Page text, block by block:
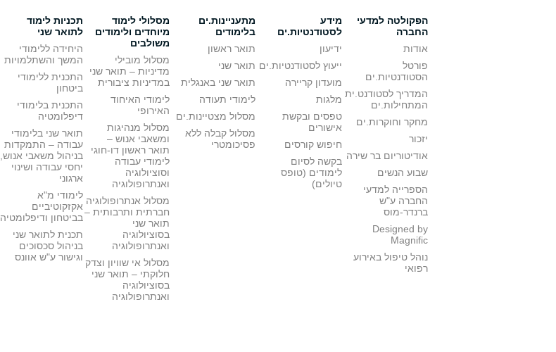
הפקולטה למדעי
החברה
אודות
פורטל
הסטודנטיות.ים
המדריך לסטודנט.ית
המתחילות.ים
מחקר וחוקרות.ים
יזכור
אודיטוריום בר שירה
שבוע הנשים
הספרייה למדעי
החברה ע"ש
ברנדר-מוס
Designed by
Magnific
נוהל טיפול באירוע
רפואי
מידע
לסטודנטיות.ים
ידיעון
ייעוץ לסטודנטיות.ים
מועדון קריירה
מלגות
טפסים ובקשת
אישורים
חיפוש קורסים
בקשה לסיום
לימודים (טופס
טיולים)
מתעניינות.ים
בלימודים
תואר ראשון
תואר שני
תואר שני באנגלית
לימודי תעודה
מסלול מצטיינות.ים
מסלול קבלה ללא
פסיכומטרי
מסלולי לימוד
מיוחדים ולימודים
משולבים
מסלול מובילי
מדיניות – תואר שני
במדיניות ציבורית
לימודי האיחוד
האירופי
מסלול מנהיגות
ומשאבי אנוש –
תואר ראשון דו-חוגי
לימודי עבודה
וסוציולוגיה
ואנתרופולוגיה
מסלול אנתרופולוגיה
חברתית ותרבותית –
תואר שני
בסוציולוגיה
ואנתרופולוגיה
מסלול אי שוויון וצדק
חלוקתי – תואר שני
בסוציולוגיה
ואנתרופולוגיה
תכניות לימוד
לתואר שני
היחידה ללימודי
המשך והשתלמויות
התכנית ללימודי
ביטחון
התכנית בלימודי
דיפלומטיה
תואר שני בלימודי
עבודה – התמקדות
בניהול משאבי אנוש,
יחסי עבודה ושינוי
ארגוני
לימודי מ"א
אקזקוטיביים
בביטחון ודיפלומטיה
תכנית לתואר שני
בניהול סכסוכים
וגישור ע"ש אוונס